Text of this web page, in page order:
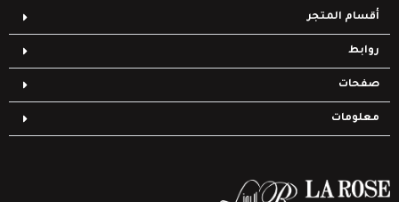
أقسام المتجر
روابط
صفحات
معلومات